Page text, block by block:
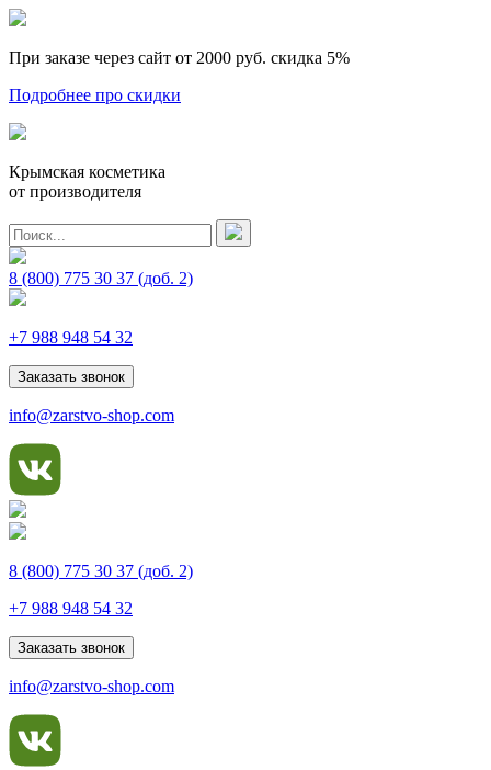
При заказе через сайт от 2000 руб. скидка 5%
Подробнее про скидки
Крымская косметика
от производителя
8 (800) 775 30 37 (доб. 2)
+7 988 948 54 32
Заказать звонок
info@zarstvo-shop.com
8 (800) 775 30 37 (доб. 2)
+7 988 948 54 32
Заказать звонок
info@zarstvo-shop.com